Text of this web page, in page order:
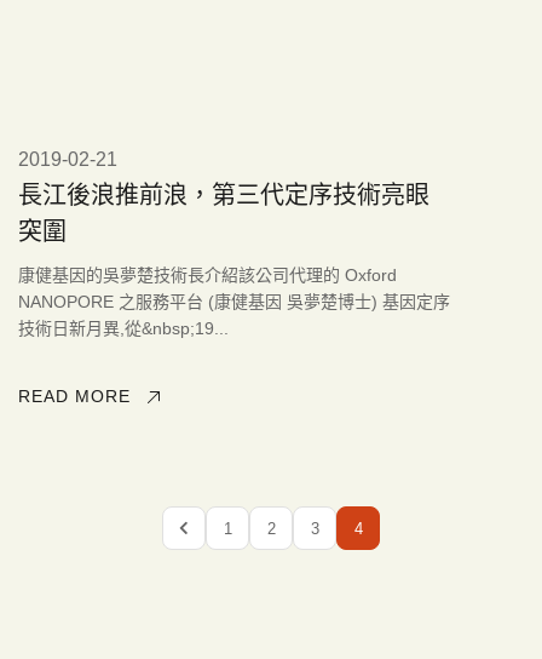
2019-02-21
長江後浪推前浪，第三代定序技術亮眼
突圍
康健基因的吳夢楚技術長介紹該公司代理的 Oxford
NANOPORE 之服務平台 (康健基因 吳夢楚博士) 基因定序
技術日新月異,從&nbsp;19...
READ MORE
1 2 3 4